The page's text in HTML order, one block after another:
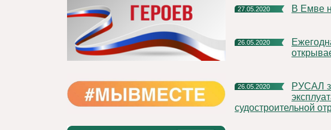
27.05.2020 В
26.05.2020
Ежегодная всероссийская акция «Красная гвоздика»
26.05.2020
РУСАЛ запускает производство протекторов с улучшенными
судостроительной